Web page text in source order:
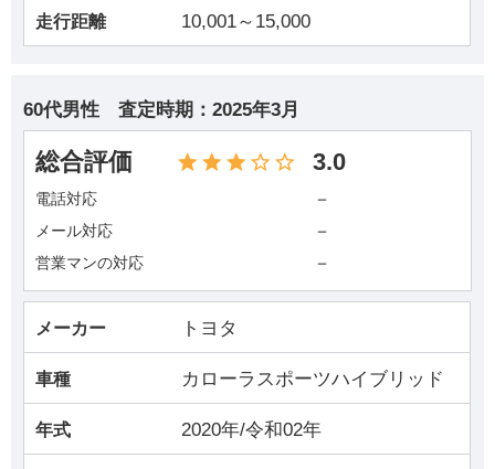
走行距離 10,001～15,000
60代男性 査定時期： 2025年3月
総合評価 3.0
電話対応 －
メール対応 －
営業マンの対応 －
メーカー トヨタ
車種 カローラスポーツハイブリッド
年式 2020年/令和02年